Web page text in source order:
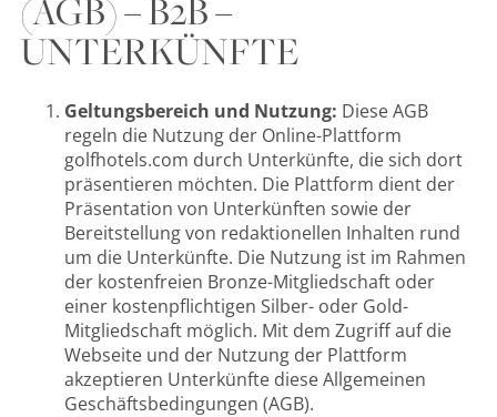
(AGB) – B2B –
UNTERKÜNFTE
Geltungsbereich und Nutzung: Diese AGB
regeln die Nutzung der Online-Plattform
golfhotels.com durch Unterkünfte, die sich dort
präsentieren möchten. Die Plattform dient der
Präsentation von Unterkünften sowie der
Bereitstellung von redaktionellen Inhalten rund
um die Unterkünfte. Die Nutzung ist im Rahmen
der kostenfreien Bronze-Mitgliedschaft oder
einer kostenpflichtigen Silber- oder Gold-
Mitgliedschaft möglich. Mit dem Zugriff auf die
Webseite und der Nutzung der Plattform
akzeptieren Unterkünfte diese Allgemeinen
Geschäftsbedingungen (AGB).